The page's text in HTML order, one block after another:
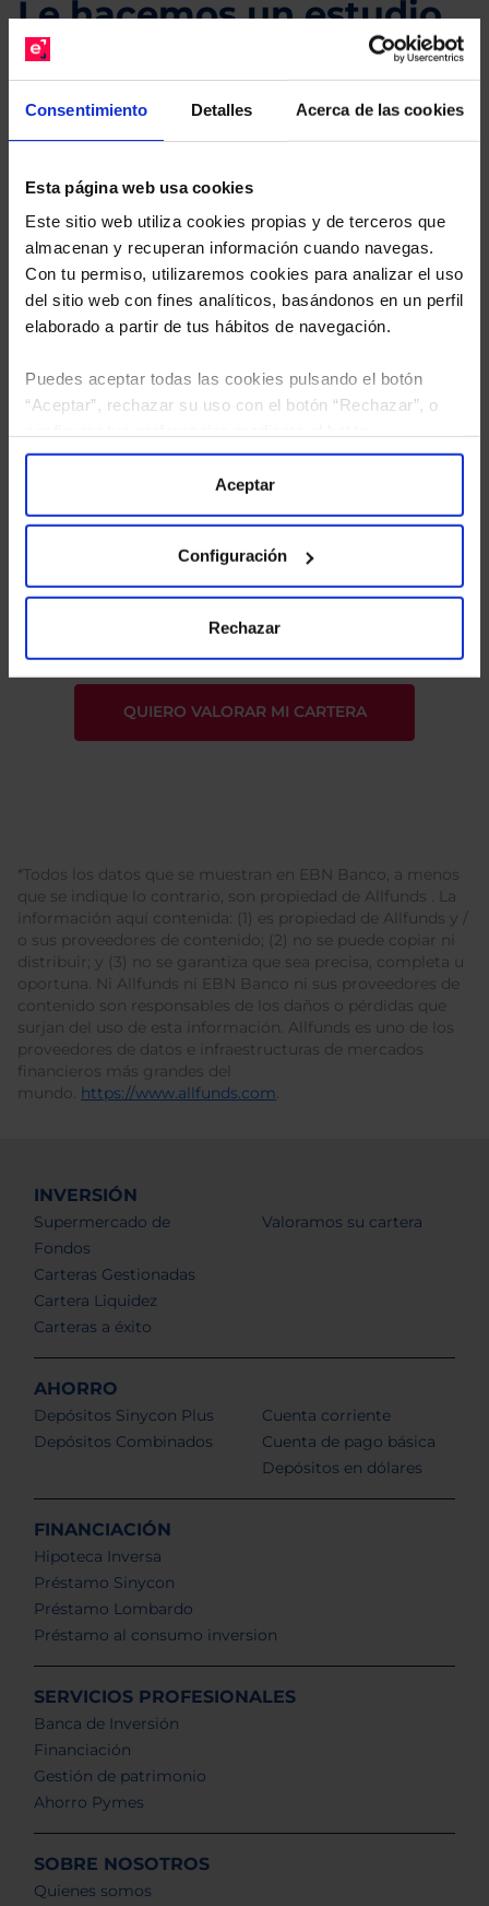
Consentimiento Detalles Acerca de las cookies
Esta página web usa cookies
Este sitio web utiliza cookies propias y de terceros que
almacenan y recuperan información cuando navegas.
Con tu permiso, utilizaremos cookies para analizar el uso
del sitio web con fines analíticos, basándonos en un perfil
elaborado a partir de tus hábitos de navegación.
Puedes aceptar todas las cookies pulsando el botón
“Aceptar”, rechazar su uso con el botón “Rechazar”, o
“Configuración”. Consulta nuestraPolítica
para más información.
Aceptar
Configuración
Rechazar
Le hacemos un estudio
gratuito de su cartera.
Descárguese el archivoe indíquenos los ISINs de
Limpias con las que podrá ahorrar en sus costes.
la política de privacidad
y consiento el
tratamiento de mis datos personales.
*Todos los datos que se muestran en EBN Banco, a menos
que se indique lo contrario, son propiedad de Allfunds . La
información aquí contenida: (1) es propiedad de Allfunds y /
o sus proveedores de contenido; (2) no se puede copiar ni
distribuir; y (3) no se garantiza que sea precisa, completa u
oportuna. Ni Allfunds ni EBN Banco ni sus proveedores de
contenido son responsables de los daños o pérdidas que
surjan del uso de esta información. Allfunds es uno de los
proveedores de datos e infraestructuras de mercados
financieros más grandes del
mundo. https://www.allfunds.com.
INVERSIÓN
Supermercado de
Fondos
Carteras Gestionadas
Cartera Liquidez
Carteras a éxito
Valoramos su cartera
AHORRO
Depósitos Sinycon Plus
Depósitos Combinados
Cuenta corriente
Cuenta de pago básica
Depósitos en dólares
FINANCIACIÓN
Hipoteca Inversa
Préstamo Sinycon
Préstamo Lombardo
Préstamo al consumo inversion
SERVICIOS PROFESIONALES
Banca de Inversión
Financiación
Gestión de patrimonio
Ahorro Pymes
SOBRE NOSOTROS
Quienes somos